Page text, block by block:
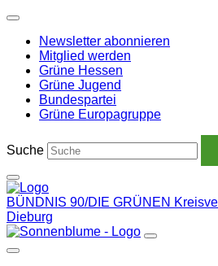
Weiter
Inhalt
Newsletter abonnieren
Mitglied werden
Grüne Hessen
Grüne Jugend
Bundespartei
Grüne Europagruppe
Suche
BÜNDNIS 90/DIE GRÜNEN
Dieburg